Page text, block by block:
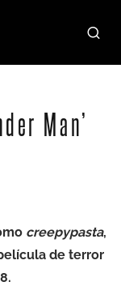
Man’
creepypasta,
de terror